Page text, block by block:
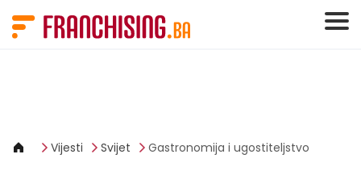
Vijesti Svijet Gastronomija i ugostiteljstvo